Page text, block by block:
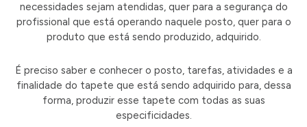
necessidades sejam atendidas, quer para a segurança do
profissional que está operando naquele posto, quer para o
produto que está sendo produzido, adquirido.
É preciso saber e conhecer o posto, tarefas, atividades e a
finalidade do tapete que está sendo adquirido para, dessa
forma, produzir esse tapete com todas as suas
especificidades.